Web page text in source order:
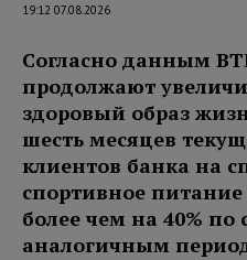
19:12 07.08.2026
Согласно данным
продолжают
здоровый образ
шесть месяцев
клиентов банка на
спортивное
более чем на 40% по
аналогичным